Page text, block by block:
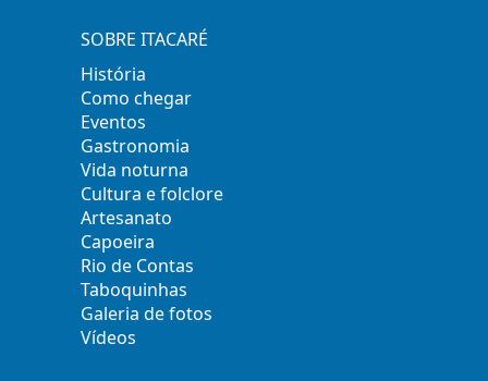
SOBRE ITACARÉ
História
Como chegar
Eventos
Gastronomia
Vida noturna
Cultura e folclore
Artesanato
Capoeira
Rio de Contas
Taboquinhas
Galeria de fotos
Vídeos